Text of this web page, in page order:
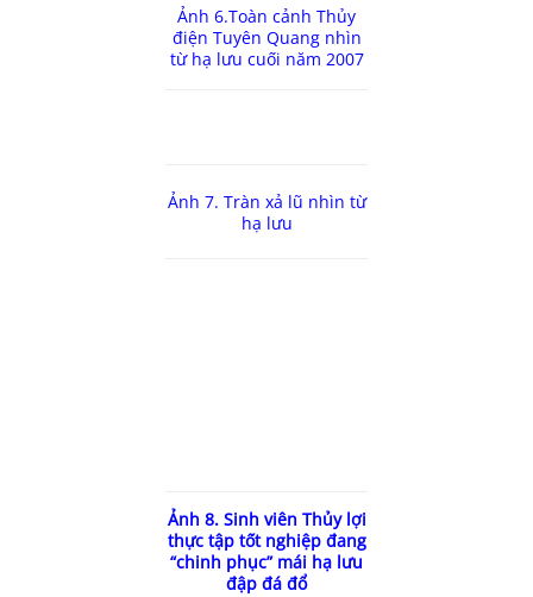
Ảnh 6.Toàn cảnh Thủy
điện Tuyên Quang nhìn
từ hạ lưu cuối năm 2007
Ảnh 7. Tràn xả lũ nhìn từ
hạ lưu
Ảnh 8. Sinh viên Thủy lợi
thực tập tốt nghiệp đang
“chinh phục” mái hạ lưu
đập đá đổ